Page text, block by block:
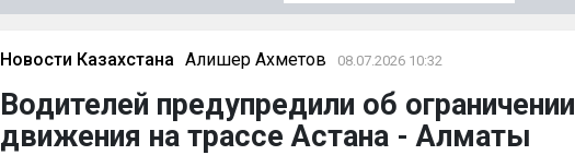
Новости Казахстана Алишер Ахметов 08.07.2026 10:32
Водителей предупредили об ограничении
движения на трассе Астана - Алматы